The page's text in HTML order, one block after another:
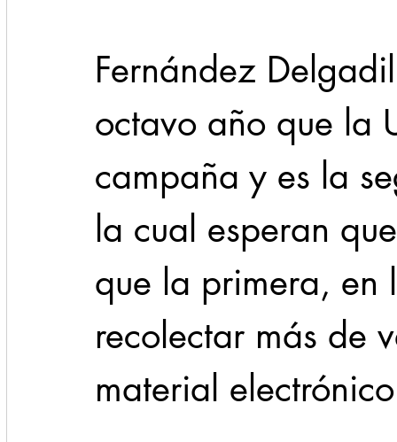
Fernández
octavo año que la
campaña y es la
la cual esperan
que la primera,
recolectar más de
material